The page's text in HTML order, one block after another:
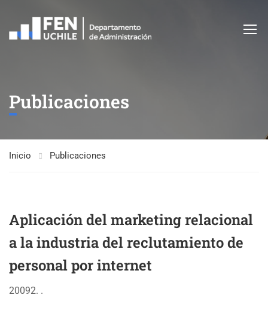
Publicaciones
Inicio Publicaciones
Aplicación del marketing relacional
a la industria del reclutamiento de
personal por internet
20092. .